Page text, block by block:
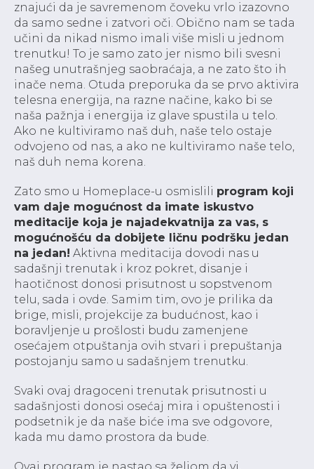
znajući da je savremenom čoveku vrlo izazovno
da samo sedne i zatvori oči. Obično nam se tada
učini da nikad nismo imali više misli u jednom
trenutku! To je samo zato jer nismo bili svesni
našeg unutrašnjeg saobraćaja, a ne zato što ih
inače nema. Otuda preporuka da se prvo aktivira
telesna energija, na razne načine, kako bi se
naša pažnja i energija iz glave spustila u telo.
Ako ne kultiviramo naš duh, naše telo ostaje
odvojeno od nas, a ako ne kultiviramo naše telo,
naš duh nema korena.
Zato smo u Homeplace-u osmislili program koji
vam daje mogućnost da imate iskustvo
meditacije koja je najadekvatnija za vas, s
mogućnošću da dobijete ličnu podršku jedan
na jedan! Aktivna meditacija dovodi nas u
sadašnji trenutak i kroz pokret, disanje i
haotičnost donosi prisutnost u sopstvenom
telu, sada i ovde. Samim tim, ovo je prilika da
brige, misli, projekcije za budućnost, kao i
boravljenje u prošlosti budu zamenjene
osećajem otpuštanja ovih stvari i prepuštanja
postojanju samo u sadašnjem trenutku.
Svaki ovaj dragoceni trenutak prisutnosti u
sadašnjosti donosi osećaj mira i opuštenosti i
podsetnik je da naše biće ima sve odgovore,
kada mu damo prostora da bude.